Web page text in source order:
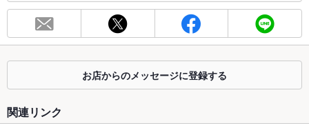
総席数 54席
最大宴会収
－
座敷
お店からのメッセージに登録する
関連リンク